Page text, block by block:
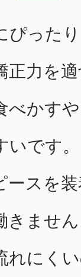
ぴった
正力を
べかす
です。
ースを
きませ
れにく